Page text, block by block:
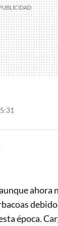
ahora
época.